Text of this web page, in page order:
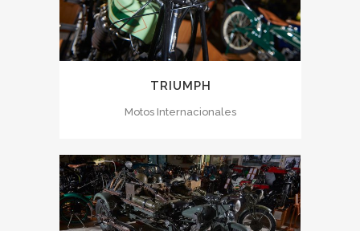
TRIUMPH
Motos Internacionales